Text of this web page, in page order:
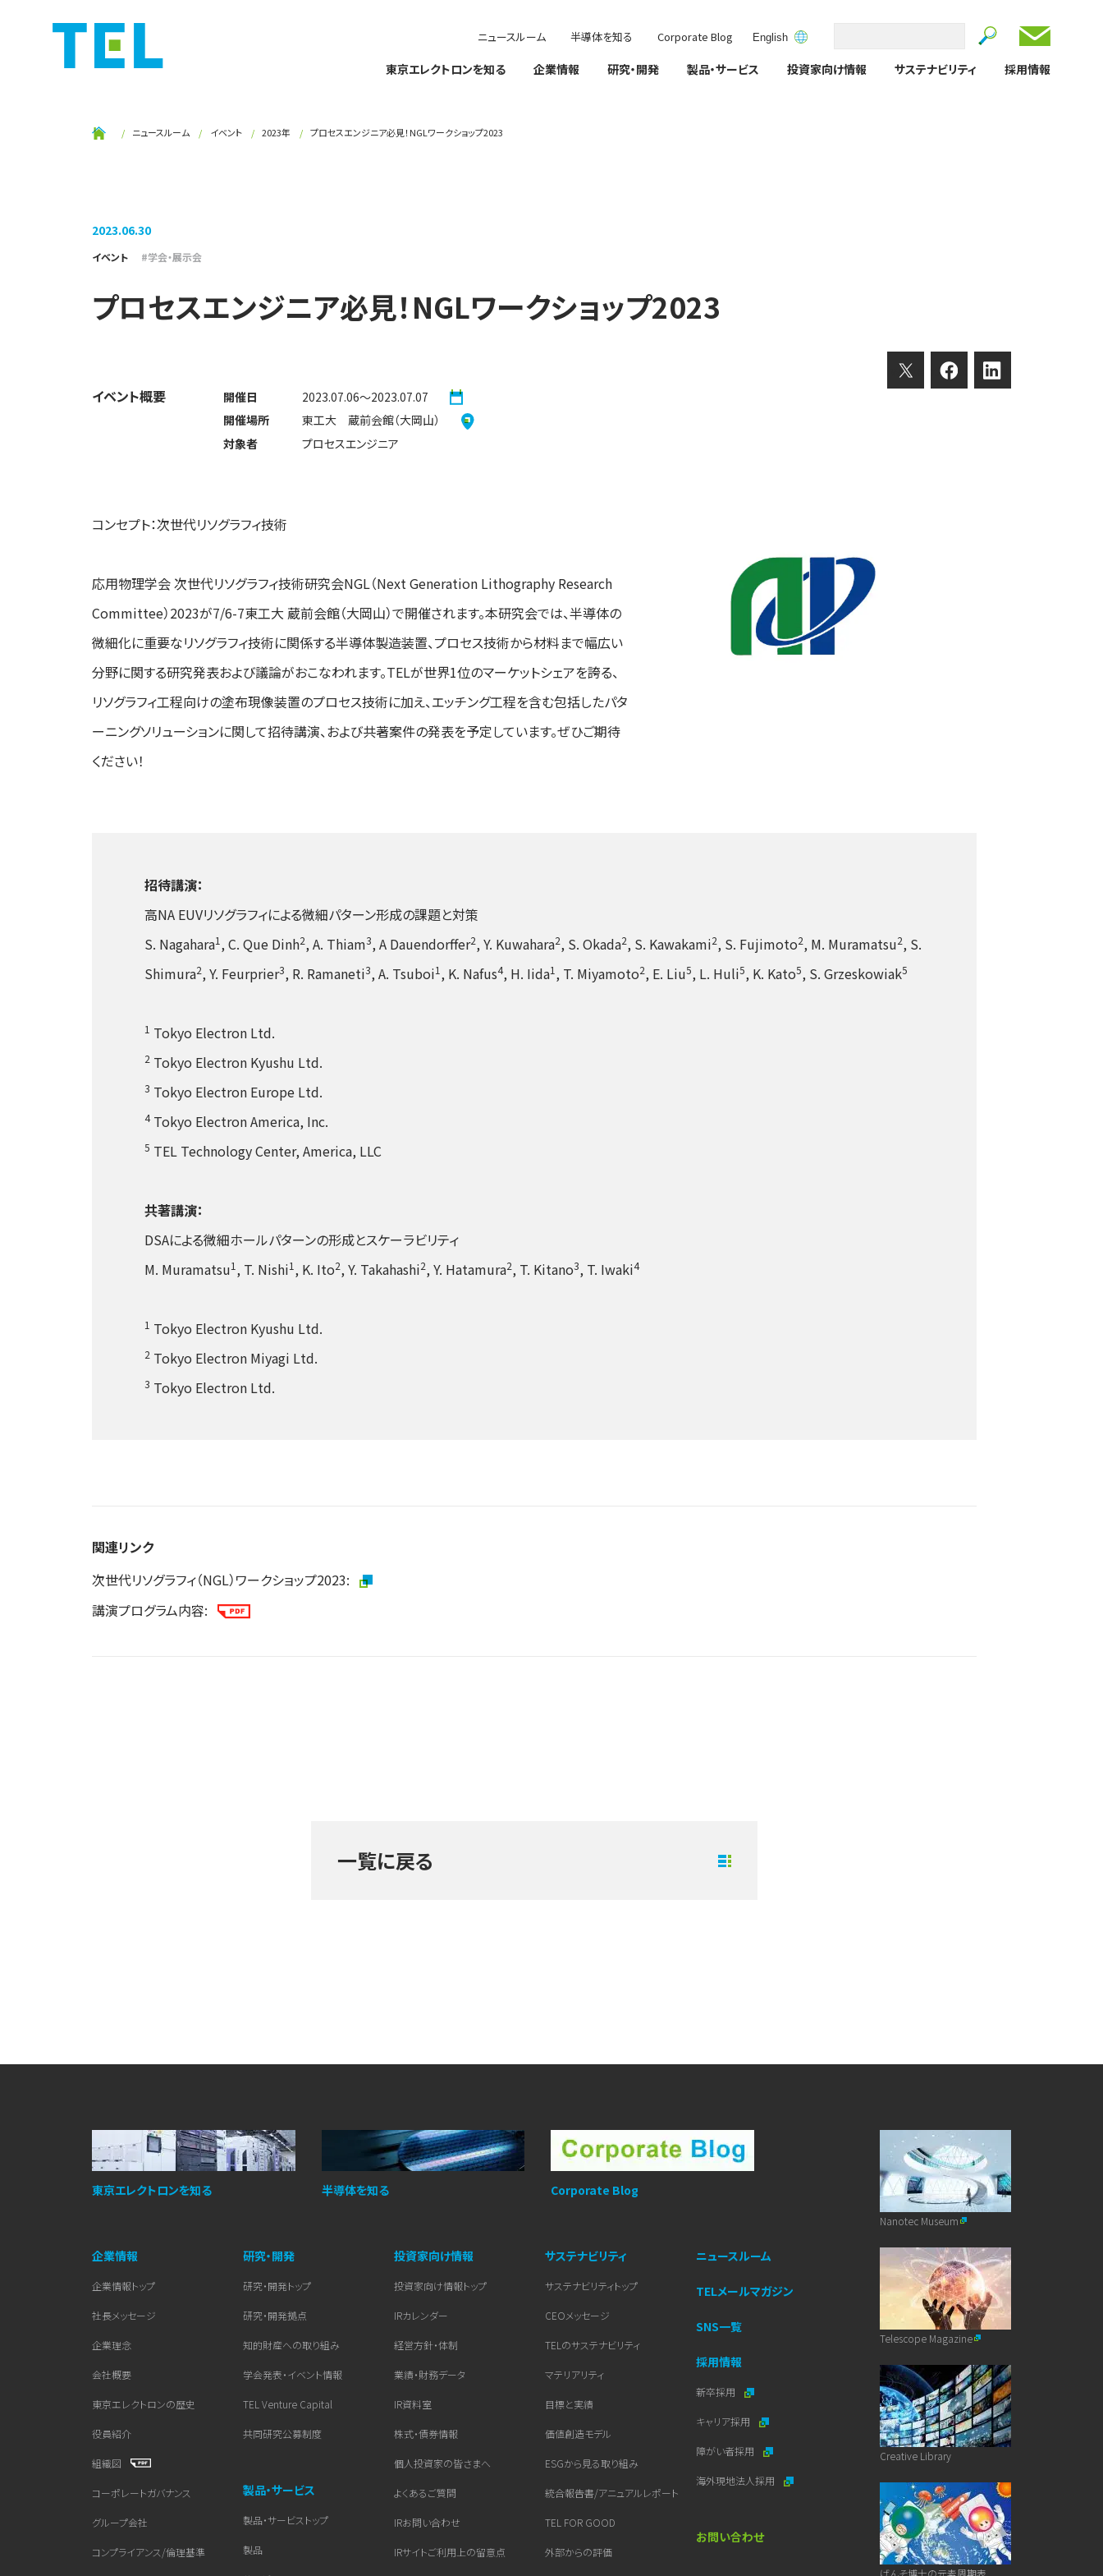
ニュースルーム 半導体を知る Corporate Blog English
a
Search
東京エレクトロンを知る 企業情報 研究・開発 製品・サービス 投資家向け情報 サステナビリティ 採用情報
ニュースルーム イベント 2023年 プロセスエンジニア必見！NGLワークショップ2023
2023.06.30
イベント 学会・展示会
プロセスエンジニア必見！NGLワークショップ2023
Twitter Facebook Linkedin
イベント概要
開催日
2023.07.06〜2023.07.07
開催場所
東工大 蔵前会館（大岡山）
対象者
プロセスエンジニア
コンセプト：次世代リソグラフィ技術
応用物理学会 次世代リソグラフィ技術研究会NGL（Next Generation Lithography Research
Committee）2023が7/6-7東工大 蔵前会館（大岡山）で開催されます。本研究会では、半導体の
微細化に重要なリソグラフィ技術に関係する半導体製造装置、プロセス技術から材料まで幅広い
分野に関する研究発表および議論がおこなわれます。TELが世界1位のマーケットシェアを誇る、
リソグラフィ工程向けの塗布現像装置のプロセス技術に加え、エッチング工程を含む包括したパタ
ーニングソリューションに関して招待講演、および共著案件の発表を予定しています。ぜひご期待
ください！
招待講演：
高NA EUVリソグラフィによる微細パターン形成の課題と対策
S. Nagahara1 , C. Que Dinh2, A. Thiam3, A Dauendorffer2, Y. Kuwahara2, S. Okada2, S. Kawakami2, S. Fujimoto2, M. Muramatsu2, S.
Shimura2, Y. Feurprier3, R. Ramaneti3, A. Tsuboi1 , K. Nafus4, H. Iida1 , T. Miyamoto2, E. Liu5, L. Huli5, K. Kato5, S. Grzeskowiak5
1 Tokyo Electron Ltd.
2 Tokyo Electron Kyushu Ltd.
3 Tokyo Electron Europe Ltd.
4Tokyo Electron America, Inc.
5 TEL Technology Center, America, LLC
共著講演：
DSAによる微細ホールパターンの形成とスケーラビリティ
M. Muramatsu1 , T. Nishi1 , K. Ito2, Y. Takahashi2, Y. Hatamura2, T. Kitano3, T. Iwaki4
1 Tokyo Electron Kyushu Ltd.
2 Tokyo Electron Miyagi Ltd.
3 Tokyo Electron Ltd.
関連リンク
次世代リソグラフィ（NGL）ワークショップ2023:
講演プログラム内容:
一覧に戻る
東京エレクトロンを知る 半導体を知る Corporate Blog
企業情報
企業情報トップ
社長メッセージ
企業理念
会社概要
東京エレクトロンの歴史
役員紹介
組織図
コーポレートガバナンス
グループ会社
コンプライアンス/倫理基準
研究・開発
研究・開発トップ
研究・開発拠点
知的財産への取り組み
学会発表・イベント情報
TEL Venture Capital
共同研究公募制度
製品・サービス
製品・サービストップ
製品
投資家向け情報
投資家向け情報トップ
IRカレンダー
経営方針・体制
業績・財務データ
IR資料室
株式・債券情報
個人投資家の皆さまへ
よくあるご質問
IRお問い合わせ
IRサイトご利用上の留意点
サステナビリティ
サステナビリティトップ
CEOメッセージ
TELのサステナビリティ
マテリアリティ
目標と実績
価値創造モデル
ESGから見る取り組み​
統合報告書/アニュアルレポート
TEL FOR GOOD
外部からの評価
ニュースルーム
TELメールマガジン
SNS一覧
採用情報
新卒採用
キャリア採用
障がい者採用
海外現地法人採用
お問い合わせ
Nanotec Museum
Telescope Magazine
Creative Library
げんそ博士の元素周期表